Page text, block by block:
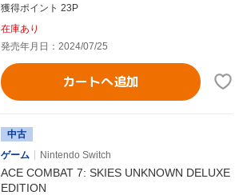
獲得ポイント 23P
在庫あり
発売年月日：2024/07/25
カートへ追加
中古
ゲーム
Nintendo Switch
ACE COMBAT 7: SKIES UNKNOWN DELUXE
EDITION